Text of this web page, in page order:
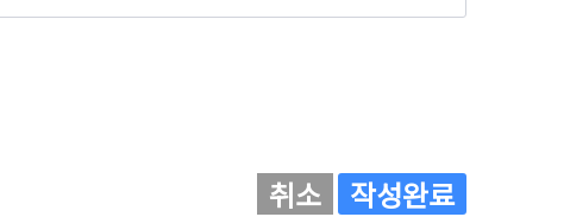
취소 작성완료